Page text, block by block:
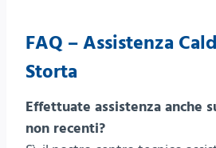
FAQ – Assistenza
Storta
Effettuate assistenza anche
non recenti?